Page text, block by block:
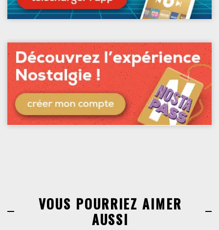
VOUS POURRIEZ AIMER
AUSSI